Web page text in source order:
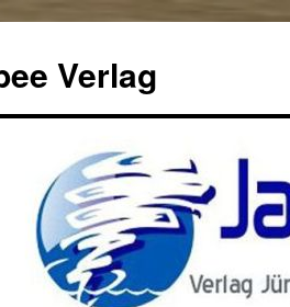
Verlag